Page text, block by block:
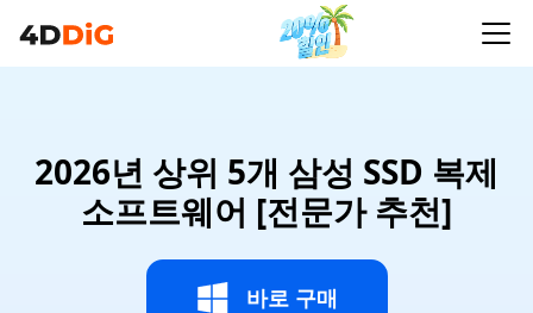
2026년 상위 5개 삼성 SSD 복제
소프트웨어 [전문가 추천]
바로 구매